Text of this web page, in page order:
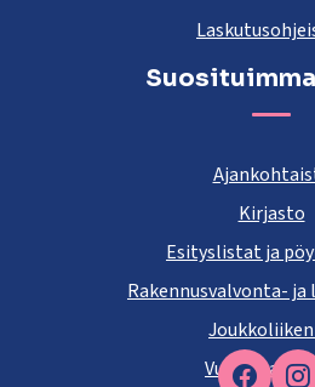
Kirjasto
Esityslistat ja
Rakennusvalvonta-
Vuokra-